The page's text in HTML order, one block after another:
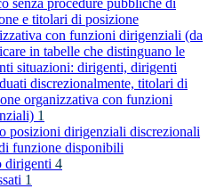
senza procedure pubbliche di
e titolari di posizione
con funzioni dirigenziali (da
in tabelle che distinguano le
situazioni: dirigenti, dirigenti
discrezionalmente, titolari di
organizzativa con funzioni
1
posizioni dirigenziali discrezionali
funzione disponibili
dirigenti 4
1